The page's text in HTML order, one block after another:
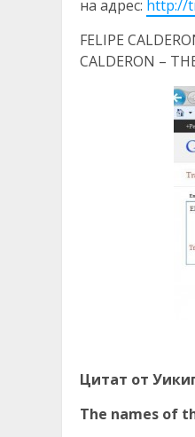
на адрес: http://
FELIPE
CALDERON –
Цитат от
The names of